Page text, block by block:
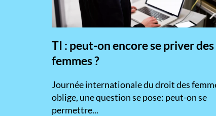
TI : peut-on encore se priver des
femmes ?
​Journée internationale du droit des
oblige, une question se pose: peut-on se
permettre...